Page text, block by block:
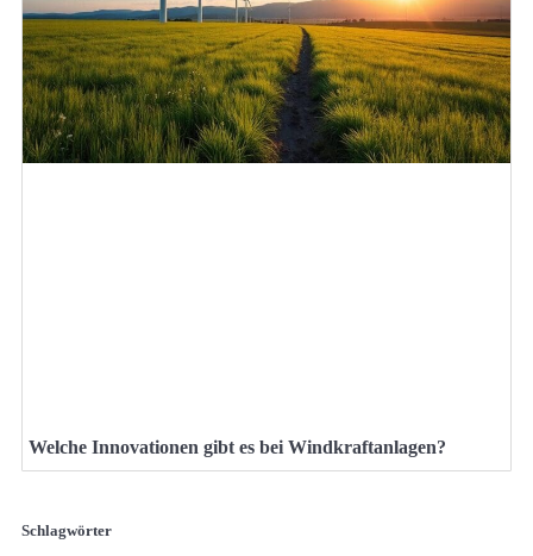
Welche Innovationen gibt es bei Windkraftanlagen?
Schlagwörter